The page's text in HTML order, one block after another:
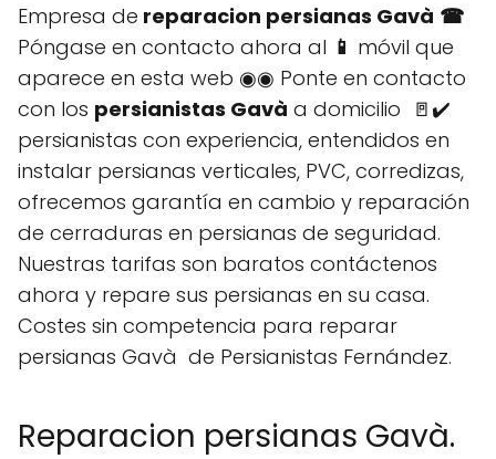
Empresa de reparacion persianas Gavà ☎
Póngase en contacto ahora al 📱 móvil que
aparece en esta web ◉◉ Ponte en contacto
con los persianistas Gavà a domicilio 🚪✔️
persianistas con experiencia, entendidos en
instalar persianas verticales, PVC, corredizas,
ofrecemos garantía en cambio y reparación
de cerraduras en persianas de seguridad.
Nuestras tarifas son baratos contáctenos
ahora y repare sus persianas en su casa.
Costes sin competencia para reparar
persianas Gavà de Persianistas Fernández.
Reparacion persianas Gavà.